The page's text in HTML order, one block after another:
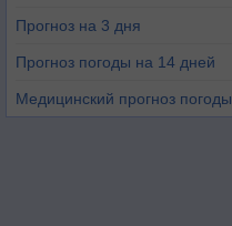
Прогноз на 3 дня
Прогноз погоды на 14 дней
Медицинский прогноз погоды